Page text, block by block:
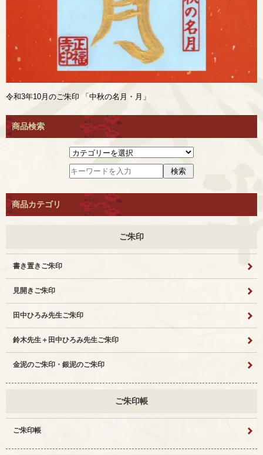
令和3年10月のご朱印 「中秋の名月・月」
商品検索
商品カテゴリ
ご朱印
書き置きご朱印
見開きご朱印
田中ひろみ先生ご朱印
鈴木先生＋田中ひろみ先生ご朱印
金泥のご朱印・銀泥のご朱印
ご朱印帳
ご朱印帳